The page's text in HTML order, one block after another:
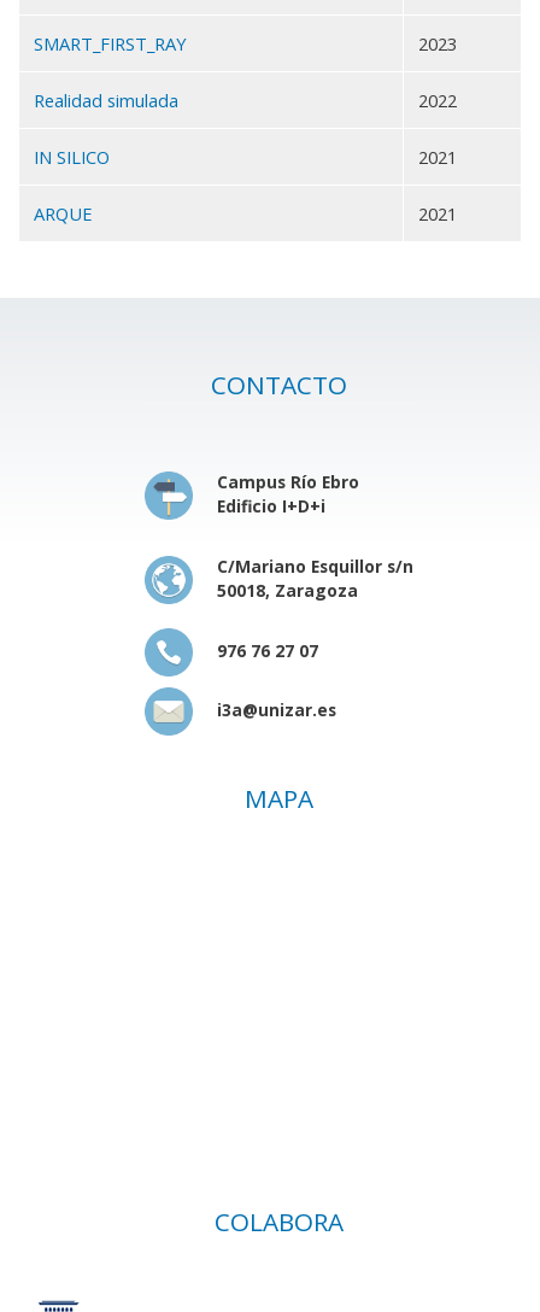
SMART_FIRST_RAY 2023
Realidad simulada 2022
IN SILICO 2021
ARQUE 2021
CONTACTO
Campus Río Ebro
Edificio I+D+i
C/Mariano Esquillor s/n
50018, Zaragoza
976 76 27 07
i3a@unizar.es
MAPA
COLABORA